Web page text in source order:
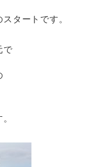
タートです。
で